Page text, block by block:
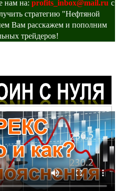
нам на: profits_inbox@mail.ru с
стратегию "Нефтяной
Вам расскажем и пополним
трейдеров!